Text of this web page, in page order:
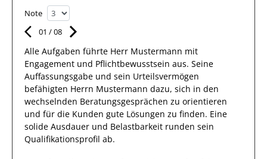
Note
01 /08
Alle Aufgaben führte Herr Mustermann mit
Engagement und Pflichtbewusstsein aus. Seine
Auffassungsgabe und sein Urteilsvermögen
befähigten Herrn Mustermann dazu, sich in den
wechselnden Beratungsgesprächen zu orientieren
und für die Kunden gute Lösungen zu finden. Eine
solide Ausdauer und Belastbarkeit runden sein
Qualifikationsprofil ab.